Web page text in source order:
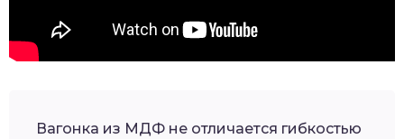
Вагонка из МДФ не отличается гибкостью